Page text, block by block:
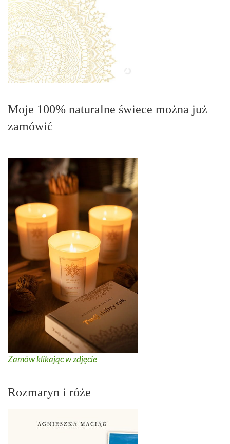
Moje 100% naturalne świece można już
zamówić
Zamów klikając w zdjęcie
Rozmaryn i róże